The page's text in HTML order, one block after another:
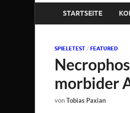
STARTSEITE
SPIELETEST / FEATURED
morbider
vonTobias Paxian